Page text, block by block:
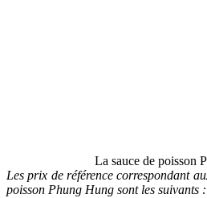
La sauce de poisson
Les prix de référence correspondant
poisson Phung Hung sont les suivants :